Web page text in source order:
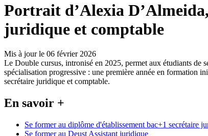
Portrait d’Alexia
juridique et comptable
Mis à jour le 06 février 2026
Le Double cursus, intronisé en 2025, permet aux étudiants de
spécialisation progressive : une première année en formation
secrétaire juridique et comptable.
En savoir +
Se former au diplôme d'établissement bac+1 secrétaire
Se former au Deust Assistant juridique